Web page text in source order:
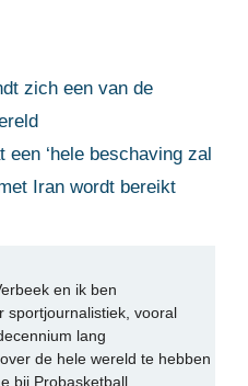
zich een van de
een ‘hele beschaving zal
Iran wordt bereikt
en ik ben
sportjournalistiek, vooral
lang
de hele wereld te hebben
bij Probasketball